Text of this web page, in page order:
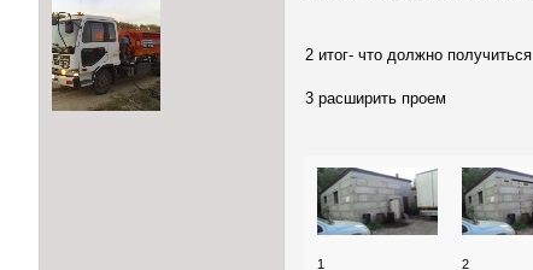
2 итог- что должно получиться
3 расширить проем
1 2